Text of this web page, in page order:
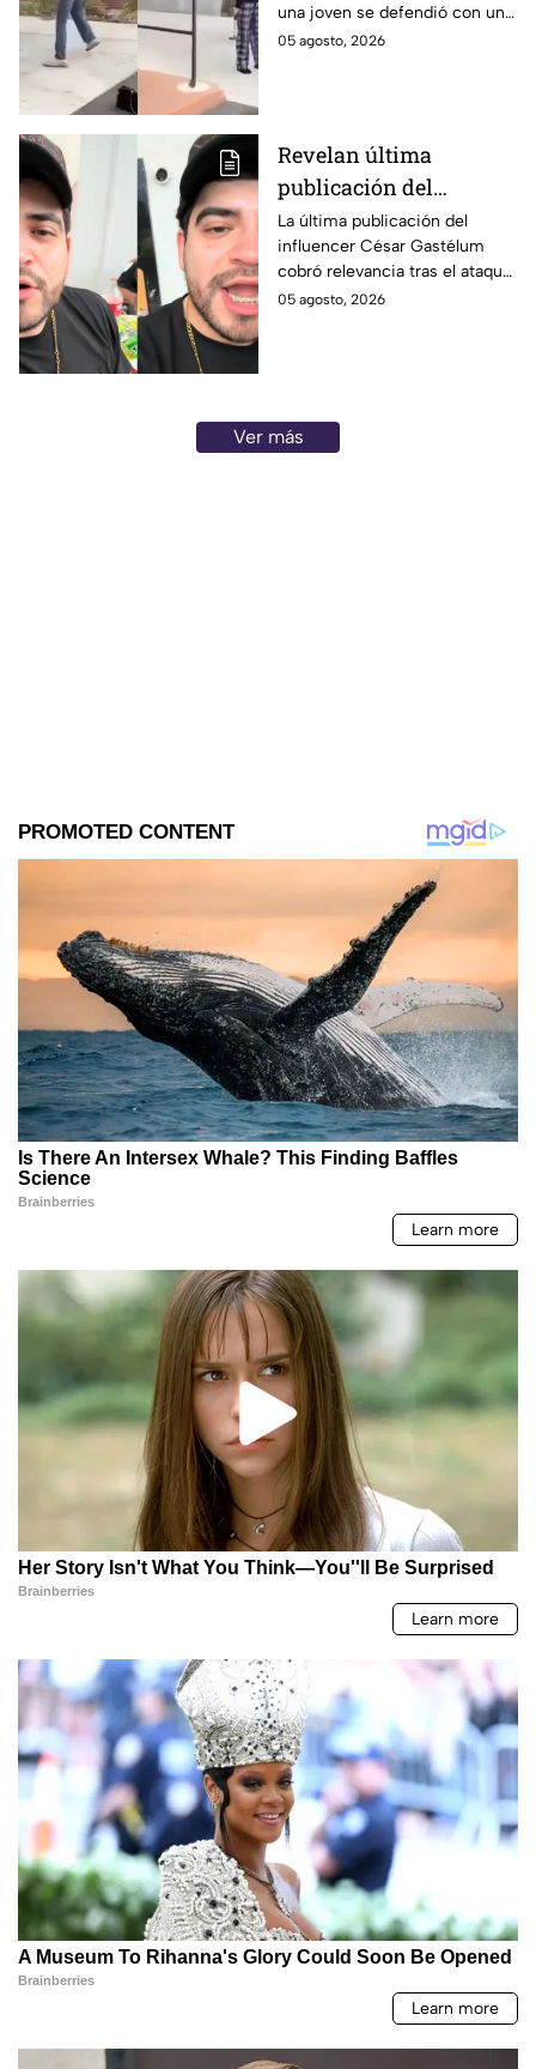
¿en dónde fue?
una joven se defendió con un
spray de otra alumna que
05 agosto, 2026
Revelan última
publicación del
influencer César
Gastélum: Esto
compartió antes de ser
asesinado
La última publicación del
influencer César Gastélum
cobró relevancia tras el ataque
en el que perdió la vida
05 agosto, 2026
Ver más